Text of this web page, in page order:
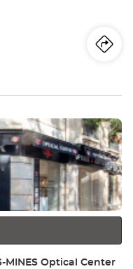
a
MINES Optical Center